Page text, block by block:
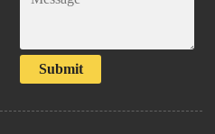
Submit